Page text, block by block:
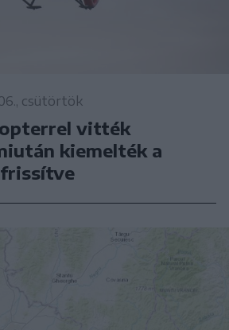
csütörtök
vitték
kiemelték a
frissítve